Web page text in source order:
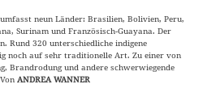
neun Länder: Brasilien, Bolivien, Peru,
Surinam und Französisch-Guayana. Der
Rund 320 unterschiedliche indigene
noch auf sehr traditionelle Art. Zu einer von
Brandrodung und andere schwerwiegende
ANDREA WANNER